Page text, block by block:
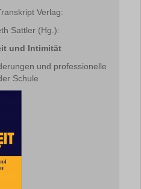
Verlag:
Sattler (Hg.):
und Intimität
und professionelle
Schule